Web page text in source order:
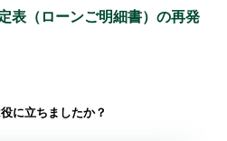
表（ローンご明細書）の再発
に立ちましたか？